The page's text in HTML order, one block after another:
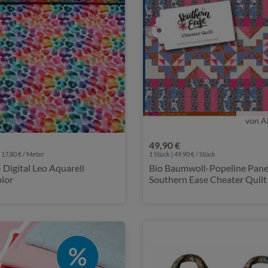
€ / Meter
von
49,90 €
1 Stück | 49,90 € / Stück
Bio Baumwoll-Popeline
Southern Ease Cheater